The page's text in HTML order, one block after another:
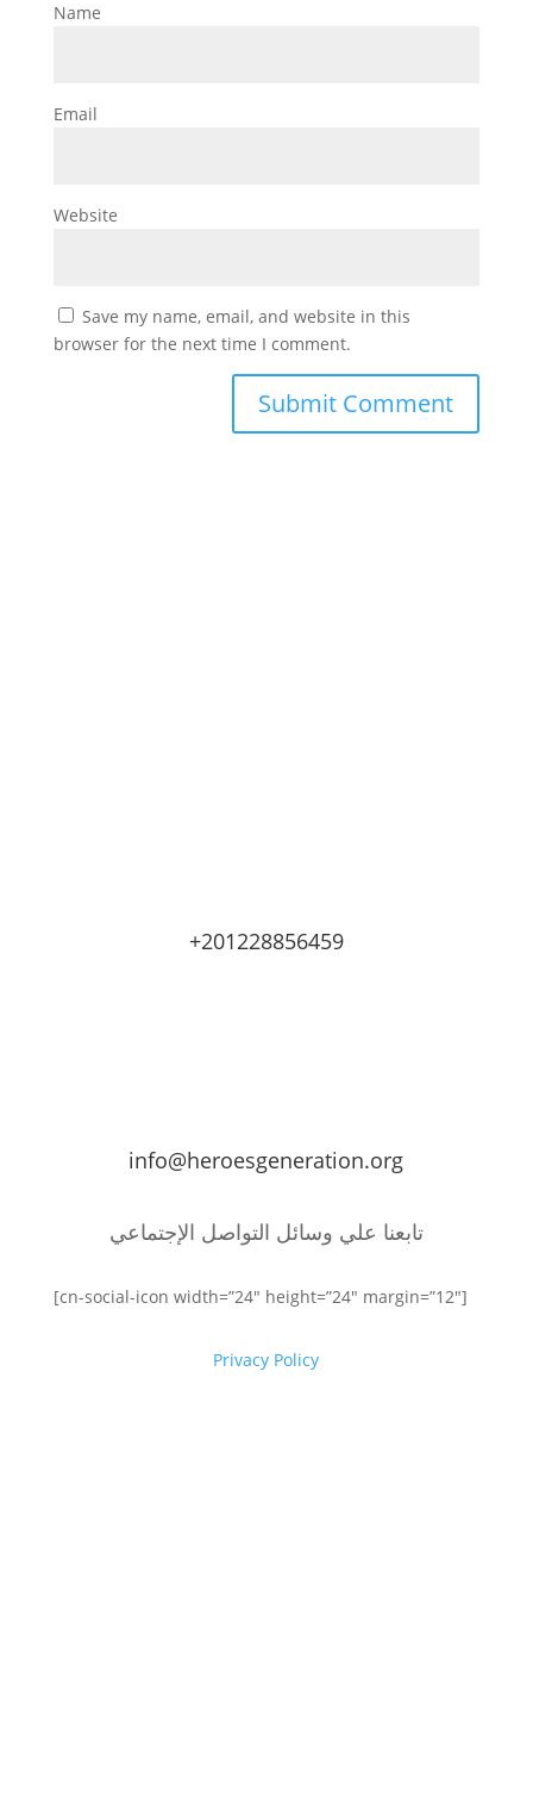
Name
Email
Website
Save my name, email, and website in this
browser for the next time I comment.
+201228856459
info@heroesgeneration.org
تابعنا علي وسائل التواصل الإجتماعي
[cn-social-icon width=”24″ height=”24″ margin=”12″]
Privacy Policy